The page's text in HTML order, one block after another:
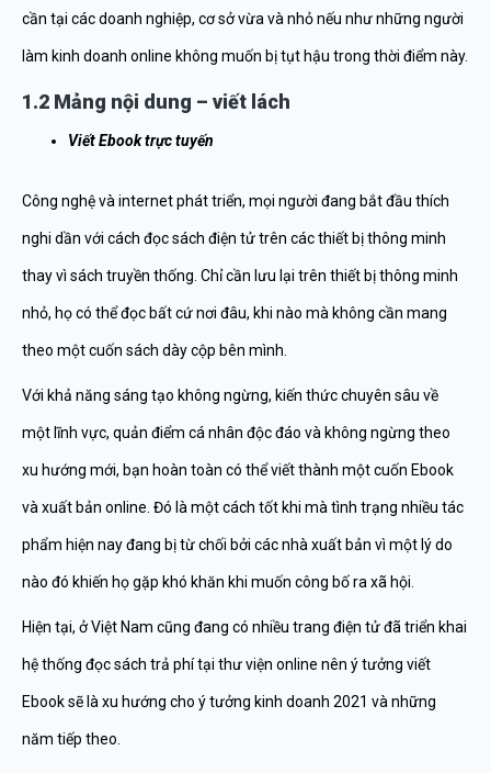
cần tại các doanh nghiệp, cơ sở vừa và nhỏ nếu như những người
làm kinh doanh online không muốn bị tụt hậu trong thời điểm này.
1.2 Mảng nội dung – viết lách
Viết Ebook trực tuyến
Công nghệ và internet phát triển, mọi người đang bắt đầu thích
nghi dần với cách đọc sách điện tử trên các thiết bị thông minh
thay vì sách truyền thống. Chỉ cần lưu lại trên thiết bị thông minh
nhỏ, họ có thể đọc bất cứ nơi đâu, khi nào mà không cần mang
theo một cuốn sách dày cộp bên mình.
Với khả năng sáng tạo không ngừng, kiến thức chuyên sâu về
một lĩnh vực, quản điểm cá nhân độc đáo và không ngừng theo
xu hướng mới, bạn hoàn toàn có thể viết thành một cuốn Ebook
và xuất bản online. Đó là một cách tốt khi mà tình trạng nhiều tác
phẩm hiện nay đang bị từ chối bởi các nhà xuất bản vì một lý do
nào đó khiến họ gặp khó khăn khi muốn công bố ra xã hội.
Hiện tại, ở Việt Nam cũng đang có nhiều trang điện tử đã triển khai
hệ thống đọc sách trả phí tại thư viện online nên ý tưởng viết
Ebook sẽ là xu hướng cho ý tưởng kinh doanh 2021 và những
năm tiếp theo.